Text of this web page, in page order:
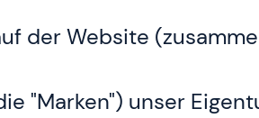
der Website
"Marken") unser